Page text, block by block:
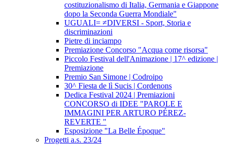
costituzionalismo di Italia, Germania e Giappone
dopo la Seconda Guerra Mondiale"
UGUALI= ≠DIVERSI - Sport, Storia e
discriminazioni
Pietre di inciampo
Premiazione Concorso "Acqua come risorsa"
Piccolo Festival dell'Animazione | 17^ edizione |
Premiazione
Premio San Simone | Codroipo
30^ Fiesta de lì Sucis | Cordenons
Dedica Festival 2024 | Premiazioni
CONCORSO di IDEE "PAROLE E
IMMAGINI PER ARTURO PÉREZ-
REVERTE "
Esposizione "La Belle Époque"
Progetti a.s. 23/24